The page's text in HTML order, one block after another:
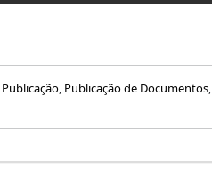
Publicação, Publicação de Documentos,